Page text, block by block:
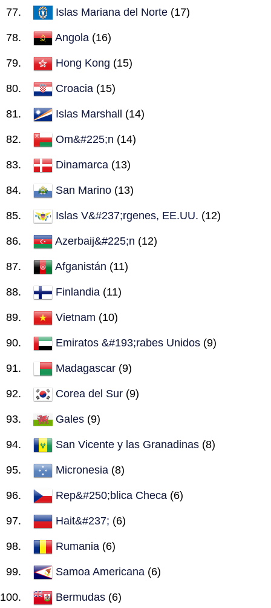
Islas Mariana del Norte (17)
Angola (16)
Hong Kong (15)
Croacia (15)
Islas Marshall (14)
Om&#225;n (14)
Dinamarca (13)
San Marino (13)
Islas V&#237;rgenes, EE.UU. (12)
Azerbaij&#225;n (12)
Afganistán (11)
Finlandia (11)
Vietnam (10)
Emiratos &#193;rabes Unidos (9)
Madagascar (9)
Corea del Sur (9)
Gales (9)
San Vicente y las Granadinas (8)
Micronesia (8)
Rep&#250;blica Checa (6)
Hait&#237; (6)
Rumania (6)
Samoa Americana (6)
Bermudas (6)